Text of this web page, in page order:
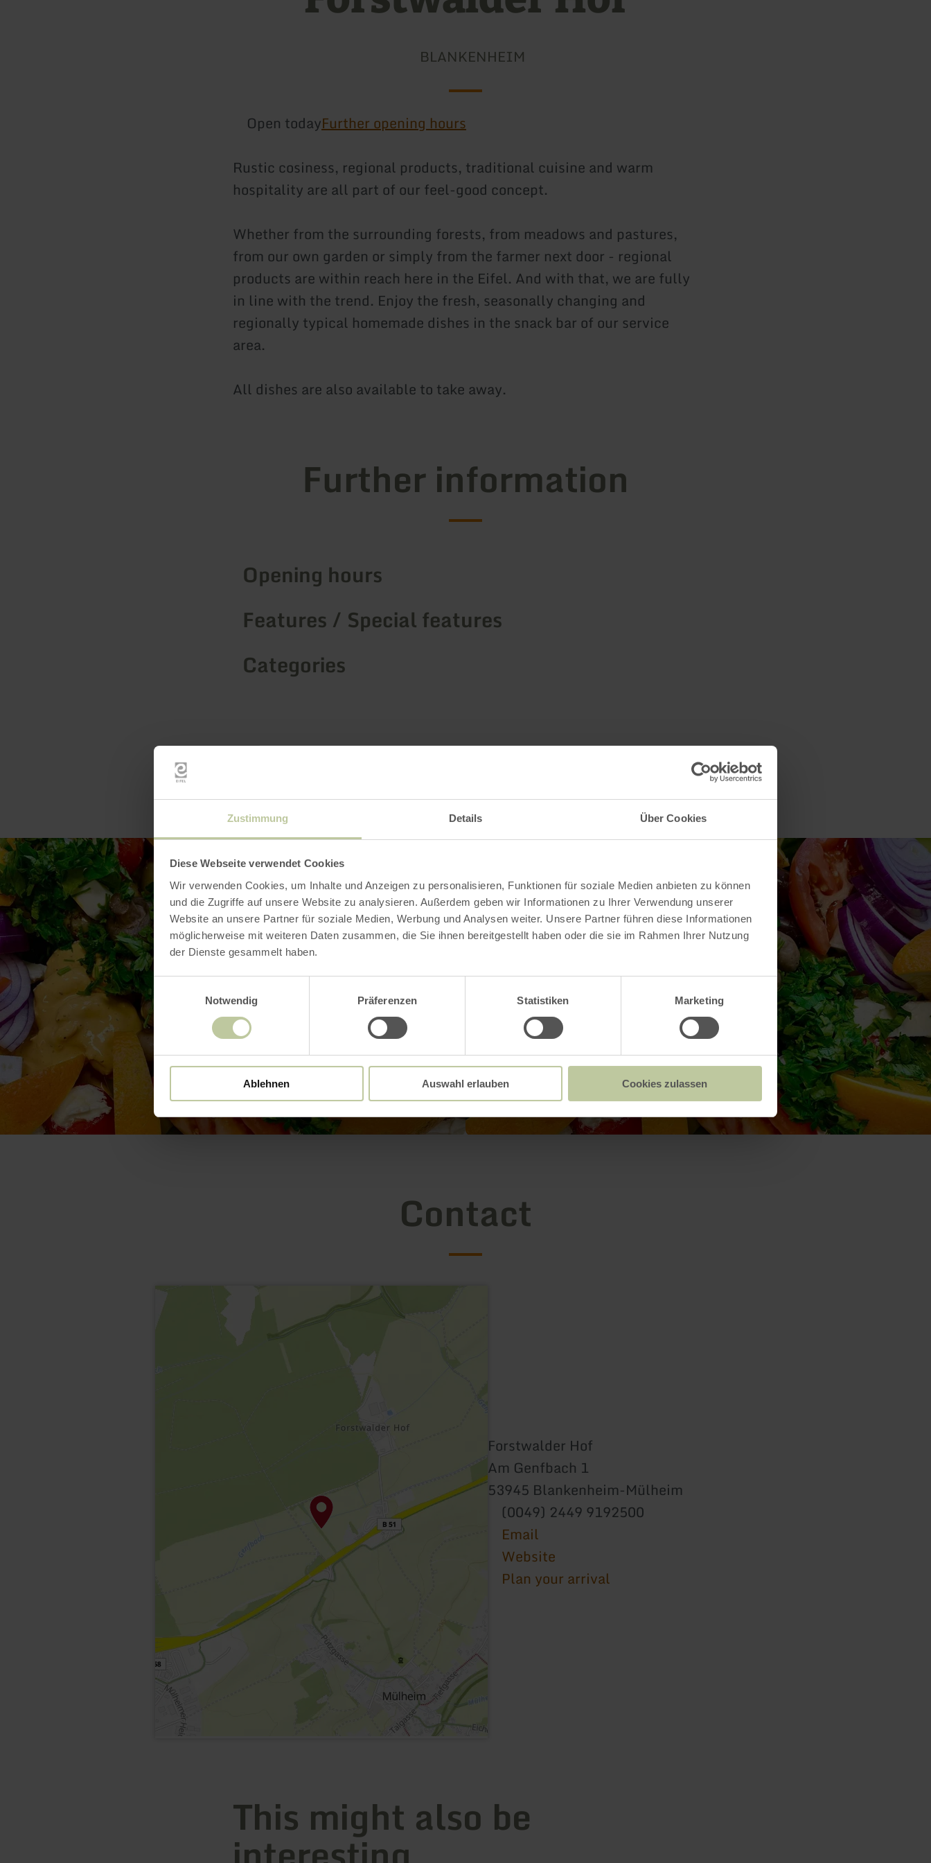
Zustimmung Details Über Cookies
Diese Webseite verwendet Cookies
Wir verwenden Cookies, um Inhalte und Anzeigen zu personalisieren, Funktionen für soziale Medien anbieten zu können
und die Zugriffe auf unsere Website zu analysieren. Außerdem geben wir Informationen zu Ihrer Verwendung unserer
Website an unsere Partner für soziale Medien, Werbung und Analysen weiter. Unsere Partner führen diese Informationen
möglicherweise mit weiteren Daten zusammen, die Sie ihnen bereitgestellt haben oder die sie im Rahmen Ihrer Nutzung
der Dienste gesammelt haben.
Notwendig
Präferenzen Statistiken Marketing
Ablehnen Auswahl erlauben Cookies zulassen
BLANKENHEIM
Open todayFurther opening hours
Rustic cosiness, regional products, traditional cuisine and warm
hospitality are all part of our feel-good concept.
Whether from the surrounding forests, from meadows and pastures,
from our own garden or simply from the farmer next door - regional
products are within reach here in the Eifel. And with that, we are fully
in line with the trend. Enjoy the fresh, seasonally changing and
regionally typical homemade dishes in the snack bar of our service
area.
All dishes are also available to take away.
Further information
Opening hours
Features / Special features
Categories
Impressions
Contact
Forstwalder Hof
Am Genfbach 1
53945 Blankenheim-Mülheim
(0049) 2449 9192500
Email
Website
Plan your arrival
This might also be